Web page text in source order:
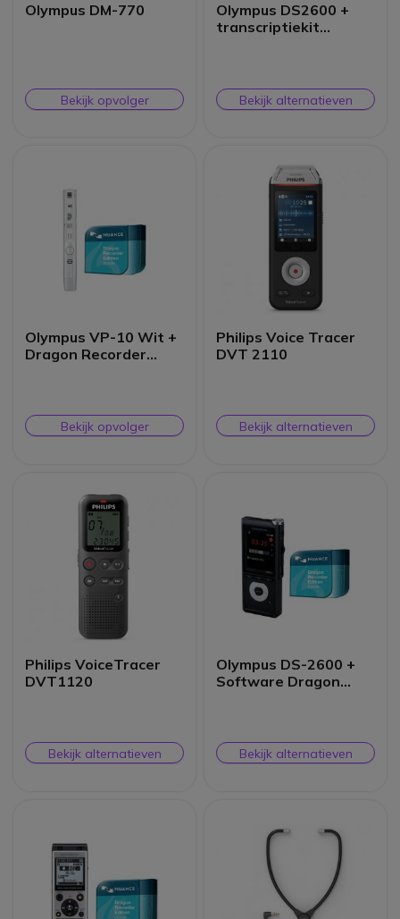
Olympus DM-770
Bekijk opvolger
Olympus DS2600 +
transcriptiekit
Bekijk alternatieven
Olympus VP-10 Wit +
Dragon Recorder
Bekijk opvolger
Philips Voice Tracer
DVT 2110
Bekijk alternatieven
Philips VoiceTracer
DVT1120
Bekijk alternatieven
Olympus DS-2600 +
Software Dragon
Bekijk alternatieven